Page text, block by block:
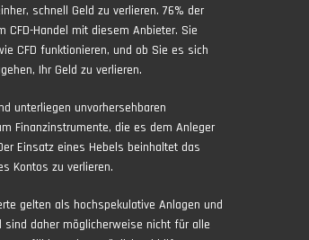
schnell Geld zu verlieren. 76% der
CFD-Handel mit diesem Anbieter. Sie
CFD funktionieren, und ob Sie es sich
Ihr Geld zu verlieren.
unterliegen unvorhersehbaren
Finanzinstrumente, die es dem Anleger
Einsatz eines Hebels beinhaltet das
Kontos zu verlieren.
gelten als hochspekulative Anlagen und
daher möglicherweise nicht für alle